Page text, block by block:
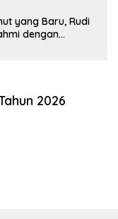
yang Baru, Rudi
dengan
2026